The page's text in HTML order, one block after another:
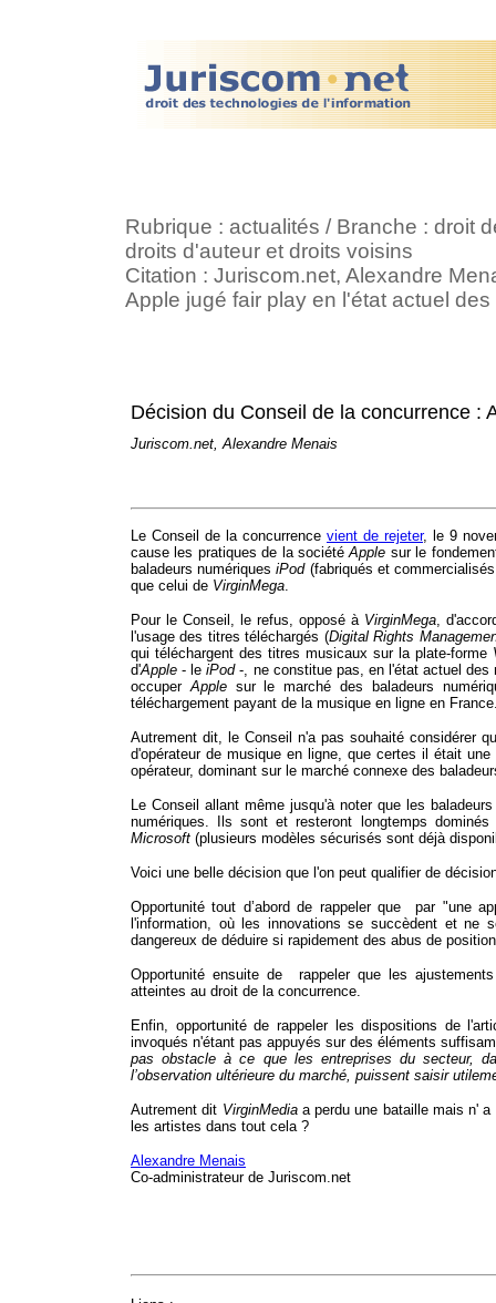
Rubrique : actualités / Branche : droit
droits d'auteur et droits voisins
Citation : Juriscom.net, Alexandre
Apple jugé fair play en l'état actuel
Décision du Conseil de la concurrence :
Juriscom.net, Alexandre Menais
Le Conseil de la concurrence vient de rejeter, le 9
cause les pratiques de la sociétéApple sur le
baladeurs numériquesiPod (fabriqués et
que celui de VirginMega.
Pour le Conseil, le refus, opposé à VirginMega,
l'usage des titres téléchargés (Digital Rights
qui téléchargent des titres musicaux sur la plate-forme
d'Apple- leiPod-, ne constitue pas, en l'état actuel des
occuperApple sur le marché des baladeurs
téléchargement payant de la musique en ligne en
Autrement dit, le Conseil n'a pas souhaité considérer
d'opérateur de musique en ligne, que certes il était
opérateur, dominant sur le marché connexe des
Le Conseil allant même jusqu'à noter que les
numériques. Ils sont et resteront longtemps
Microsoft (plusieurs modèles sécurisés sont déjà
Voici une belle décision que l'on peut qualifier de
Opportunité tout d’abord de rappeler que par "une
l'information, où les innovations se succèdent et
dangereux de déduire si rapidement des abus de
Opportunité ensuite de rappeler que les
atteintes au droit de la concurrence.
Enfin, opportunité de rappeler les dispositions de
invoqués n'étant pas appuyés sur des éléments
pas obstacle à ce que les entreprises du secteur,
l’observation ultérieure du marché, puissent saisir
Autrement dit VirginMediaa perdu une bataille mais n' a
les artistes dans tout cela ?
Alexandre Menais
Co-administrateur de Juriscom.net